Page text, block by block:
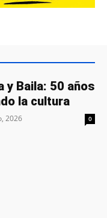
y Baila: 50 años
la cultura
2026 0